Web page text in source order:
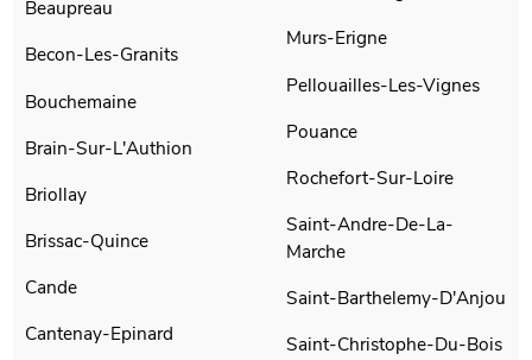
Beaupreau
Becon-Les-Granits
Bouchemaine
Brain-Sur-L'Authion
Briollay
Brissac-Quince
Cande
Cantenay-Epinard
Murs-Erigne
Pellouailles-Les-Vignes
Pouance
Rochefort-Sur-Loire
Saint-Andre-De-La-
Marche
Saint-Barthelemy-D'Anjou
Saint-Christophe-Du-Bois